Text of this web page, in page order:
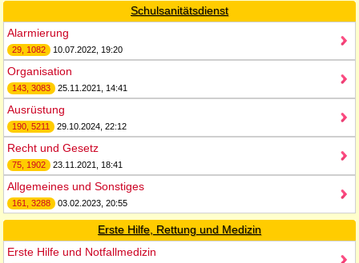
Schulsanitätsdienst
Alarmierung
29, 1082 10.07.2022, 19:20
Organisation
143, 3083 25.11.2021, 14:41
Ausrüstung
190, 5211 29.10.2024, 22:12
Recht und Gesetz
75, 1902 23.11.2021, 18:41
Allgemeines und Sonstiges
161, 3288 03.02.2023, 20:55
Erste Hilfe, Rettung und Medizin
Erste Hilfe und Notfallmedizin